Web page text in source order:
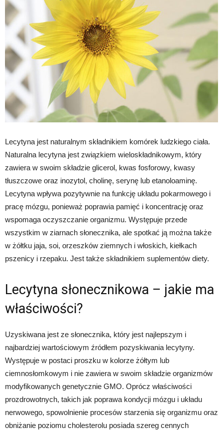
Lecytyna jest naturalnym składnikiem komórek ludzkiego ciała.
Naturalna lecytyna jest związkiem wieloskładnikowym, który
zawiera w swoim składzie glicerol, kwas fosforowy, kwasy
tłuszczowe oraz inozytol, cholinę, serynę lub etanoloaminę.
Lecytyna wpływa pozytywnie na funkcję układu pokarmowego i
pracę mózgu, ponieważ poprawia pamięć i koncentrację oraz
wspomaga oczyszczanie organizmu. Występuje przede
wszystkim w ziarnach słonecznika, ale spotkać ją można także
w żółtku jaja, soi, orzeszków ziemnych i włoskich, kiełkach
pszenicy i rzepaku. Jest także składnikiem suplementów diety.
Lecytyna słonecznikowa – jakie ma
właściwości?
Uzyskiwana jest ze słonecznika, który jest najlepszym i
najbardziej wartościowym źródłem pozyskiwania lecytyny.
Występuje w postaci proszku w kolorze żółtym lub
ciemnosłomkowym i nie zawiera w swoim składzie organizmów
modyfikowanych genetycznie GMO. Oprócz właściwości
prozdrowotnych, takich jak poprawa kondycji mózgu i układu
nerwowego, spowolnienie procesów starzenia się organizmu oraz
obniżanie poziomu cholesterolu posiada szereg cennych